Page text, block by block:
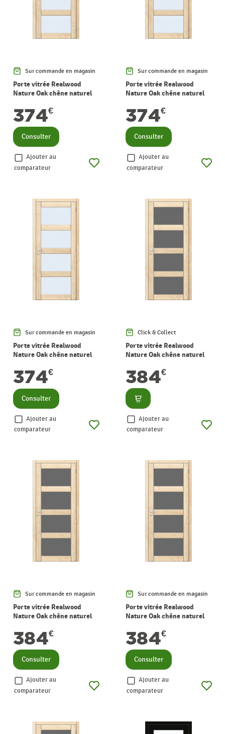
Sur commande en magasin
Porte vitrée Realwood
Nature Oak chêne naturel
THYS
374€
Consulter
Ajouter au
comparateur
Sur commande en magasin
Porte vitrée Realwood
Nature Oak chêne naturel
THYS
374€
Consulter
Ajouter au
comparateur
Sur commande en magasin
Porte vitrée Realwood
Nature Oak chêne naturel
THYS
374€
Consulter
Ajouter au
comparateur
Click & Collect
Porte vitrée Realwood
Nature Oak chêne naturel
THYS
384€
Consulter
Ajouter au
comparateur
Sur commande en magasin
Porte vitrée Realwood
Nature Oak chêne naturel
THYS
384€
Consulter
Ajouter au
comparateur
Sur commande en magasin
Porte vitrée Realwood
Nature Oak chêne naturel
THYS
384€
Consulter
Ajouter au
comparateur